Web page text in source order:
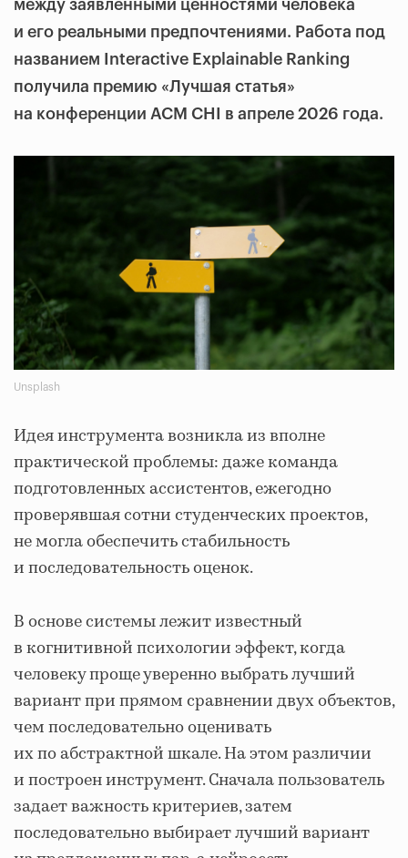
между заявленными ценностями человека
и его реальными предпочтениями. Работа под
названием Interactive Explainable Ranking
получила премию «Лучшая статья»
на конференции ACM CHI в апреле 2026 года.
Unsplash
Идея инструмента возникла из вполне
практической проблемы: даже команда
подготовленных ассистентов, ежегодно
проверявшая сотни студенческих проектов,
не могла обеспечить стабильность
и последовательность оценок.
В основе системы лежит известный
в когнитивной психологии эффект, когда
человеку проще уверенно выбрать лучший
вариант при прямом сравнении двух объектов,
чем последовательно оценивать
их по абстрактной шкале. На этом различии
и построен инструмент. Сначала пользователь
задает важность критериев, затем
последовательно выбирает лучший вариант